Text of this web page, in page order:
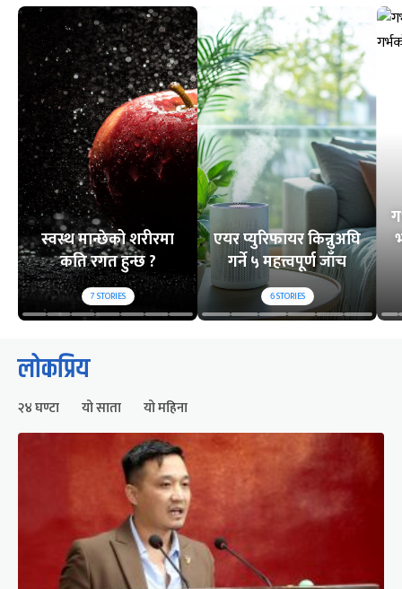
स्वस्थ मान्छेको शरीरमा
कति रगत हुन्छ ?
7STORIES
एयर प्युरिफायर किन्नुअघि
गर्ने ५ महत्त्वपूर्ण जाँच
6STORIES
लोकप्रिय
२४ घण्टा यो साता यो महिना